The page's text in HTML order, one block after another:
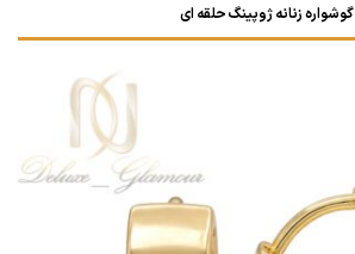
گوشواره زنانه ژوپینگ حلقه ای